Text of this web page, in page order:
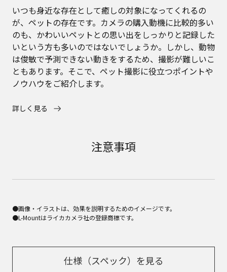
いつも身近な存在として癒しの対象になってくれるの
が、ペットの存在です。カメラの購入動機に比較的多い
のも、かわいいペットとの思い出をしっかりと記録した
いという方も多いのではないでしょうか。しかし、動物
は俊敏で予測できない動きをするため、撮影が難しいこ
ともあります。そこで、ペット撮影に役立つポイントや
ノウハウをご紹介します。
詳しく見る
注意事項
●画像・イラストは、効果を説明するためのイメージです。
●L-Mountはライカカメラ社の登録商標です。
仕様（スペック）を見る